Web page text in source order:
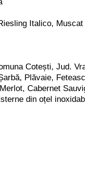
Italico,
Cotești, Jud.
Plăvaie,
Cabernet
din oțel